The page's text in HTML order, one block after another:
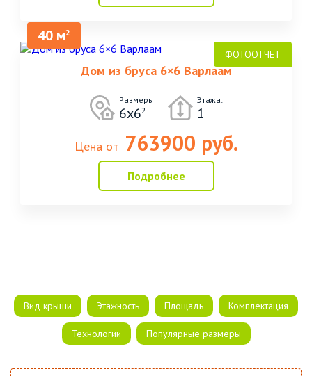
40 м2
Дом из бруса 6×6 Варлаам
Размеры
6x62
Этажа:
1
Цена от 763900 руб.
Подробнее
Вид крыши Этажность Площадь Комплектация
Технологии Популярные размеры